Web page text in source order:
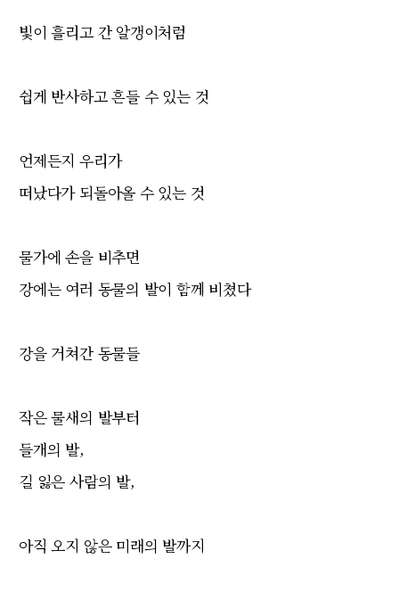
빛이 흘리고 간 알갱이처럼
쉽게 반사하고 흔들 수 있는 것
언제든지 우리가
떠났다가 되돌아올 수 있는 것
물가에 손을 비추면
강에는 여러 동물의 발이 함께 비쳤다
강을 거쳐간 동물들
작은 물새의 발부터
들개의 발,
길 잃은 사람의 발,
아직 오지 않은 미래의 발까지